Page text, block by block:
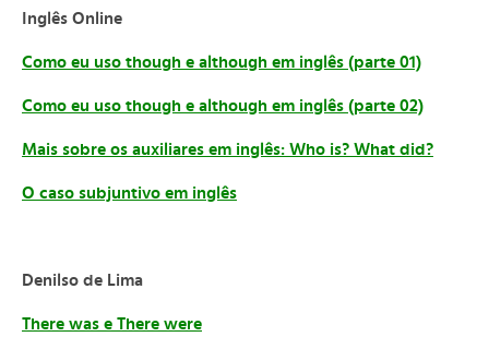
Inglês Online
Como eu uso though e although em inglês (parte 01)
Como eu uso though e although em inglês (parte 02)
Mais sobre os auxiliares em inglês: Who is? What did?
O caso subjuntivo em inglês
Denilso de Lima
There was e There were